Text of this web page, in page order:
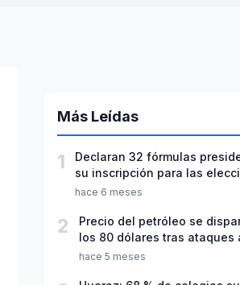
Más Leídas
1
Declaran 32 fórmulas
su inscripción para las
hace 6 meses
2
Precio del petróleo se
los 80 dólares tras ataques
hace 5 meses